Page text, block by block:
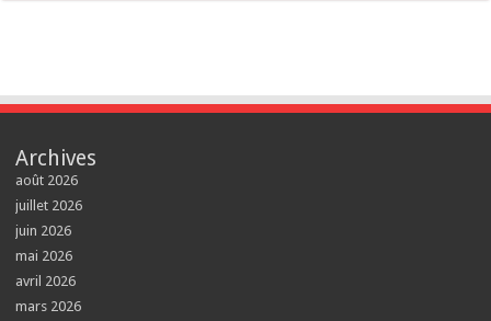
Archives
août 2026
juillet 2026
juin 2026
mai 2026
avril 2026
mars 2026